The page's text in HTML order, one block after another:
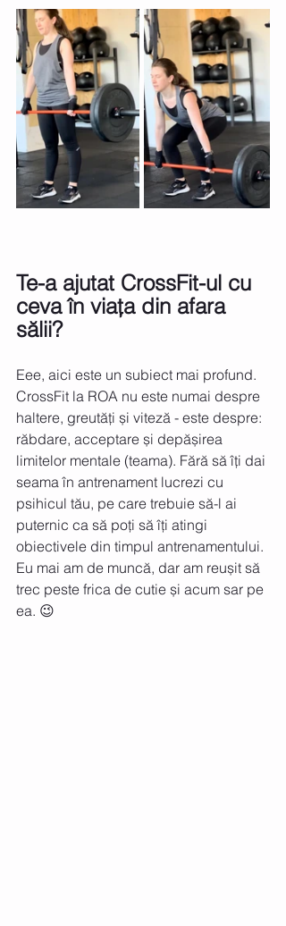
Te-a ajutat CrossFit-ul cu
ceva în viața din afara
sălii?
Eee, aici este un subiect mai profund.
CrossFit la ROA nu este numai despre
haltere, greutăți și viteză - este despre:
răbdare, acceptare și depășirea
limitelor mentale (teama). Fără să îți dai
seama în antrenament lucrezi cu
psihicul tău, pe care trebuie să-l ai
puternic ca să poți să îți atingi
obiectivele din timpul antrenamentului.
Eu mai am de muncă, dar am reușit să
trec peste frica de cutie și acum sar pe
ea. 😉